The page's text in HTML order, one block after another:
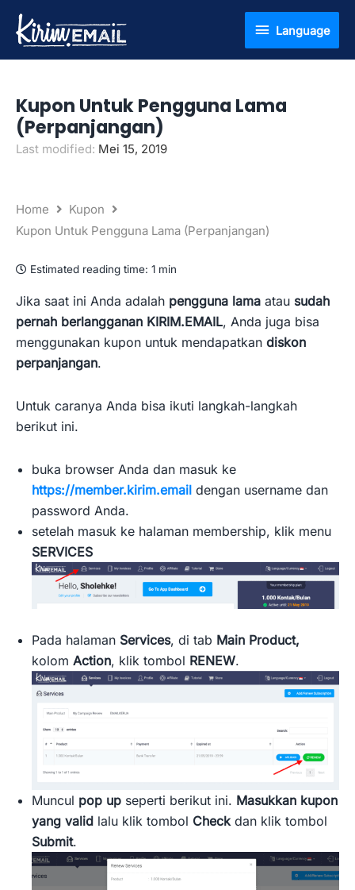
Language
Language
Kupon Untuk Pengguna Lama
(Perpanjangan)
Last modified: Mei 15, 2019
Home
Kupon
Kupon Untuk Pengguna Lama (Perpanjangan)
Estimated reading time: 1 min
Jika saat ini Anda adalah pengguna lama atau sudah
pernah berlangganan KIRIM.EMAIL, Anda juga bisa
menggunakan kupon untuk mendapatkan diskon
perpanjangan.
Untuk caranya Anda bisa ikuti langkah-langkah
berikut ini.
buka browser Anda dan masuk ke
https://member.kirim.email dengan username dan
password Anda.
setelah masuk ke halaman membership, klik menu
SERVICES
Pada halaman Services, di tab Main Product,
kolom Action, klik tombol RENEW.
Muncul pop up seperti berikut ini. Masukkan kupon
yang valid lalu klik tombol Check dan klik tombol
Submit.